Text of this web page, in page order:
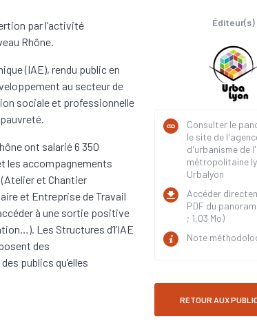
par l’activité
Rhône.
(IAE), rendu public en
au secteur de
sociale et professionnelle
ont salarié 6 350
les accompagnements
et Chantier
et Entreprise de Travail
à une sortie positive
Les Structures d’l’IAE
des
publics qu’elles
Éditeur(s)
Consulter le
le site de
d'urbanisme de
métropolitaine
Urbalyon
Accéder
PDF du
; 1,03 Mo)
Note
RETOUR AUX